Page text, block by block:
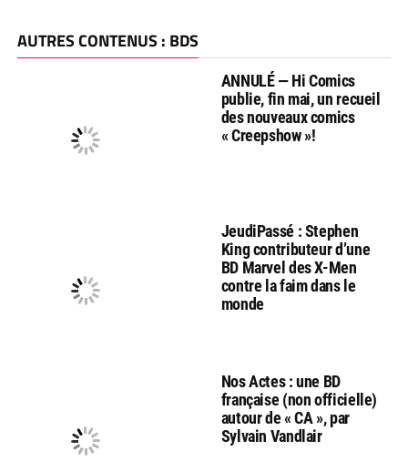
AUTRES CONTENUS : BDS
ANNULÉ — Hi Comics
publie, fin mai, un recueil
des nouveaux comics
« Creepshow »!
JeudiPassé : Stephen
King contributeur d’une
BD Marvel des X-Men
contre la faim dans le
monde
Nos Actes : une BD
française (non officielle)
autour de « CA », par
Sylvain Vandlair